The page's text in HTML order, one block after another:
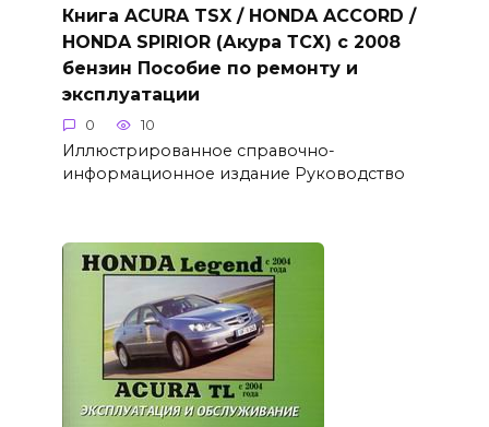
Книга ACURA TSX / HONDA ACCORD /
HONDA SPIRIOR (Акура ТСХ) с 2008
бензин Пособие по ремонту и
эксплуатации
0 10
Иллюстрированное справочно-
информационное издание Руководство